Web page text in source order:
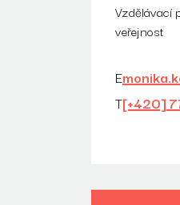
Vzdělávací
veřejnost
E
T[+420]